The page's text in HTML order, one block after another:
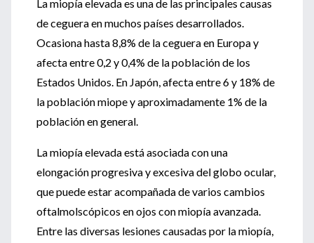
La miopía elevada es una de las principales causas
de ceguera en muchos países desarrollados.
Ocasiona hasta 8,8% de la ceguera en Europa y
afecta entre 0,2 y 0,4% de la población de los
Estados Unidos. En Japón, afecta entre 6 y 18% de
la población miope y aproximadamente 1% de la
población en general.
La miopía elevada está asociada con una
elongación progresiva y excesiva del globo ocular,
que puede estar acompañada de varios cambios
oftalmolscópicos en ojos con miopía avanzada.
Entre las diversas lesiones causadas por la miopía,